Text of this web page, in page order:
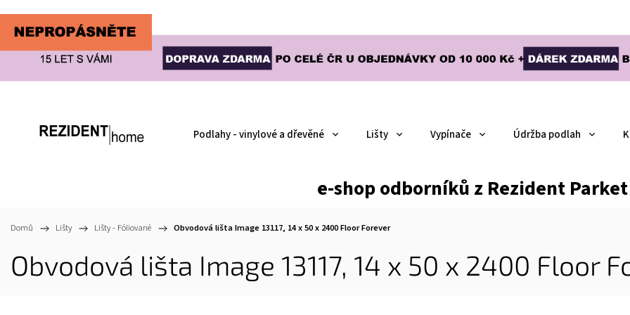
Podlahy - vinylové a dřevěné Lišty Vypínače Údržba podlah
e-shop odborníků z Rezident Parket
Domů / Lišty / Lišty - Fóliované / Obvodová lišta Image 13117, 14 x 50 x 2400Floor Forever
Obvodová lišta Image 13117, 14 x 50 x 2400 Floor